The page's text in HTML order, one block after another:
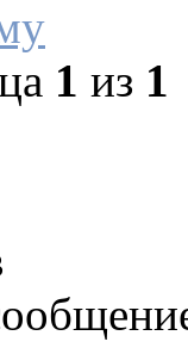
1 из 1